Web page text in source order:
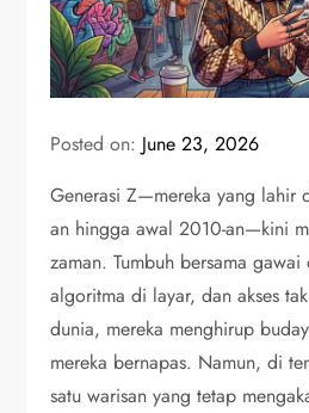
Posted on: June 23, 2026
Generasi Z—mereka yang lahir
an hingga awal 2010-an—kini
zaman. Tumbuh bersama
algoritma di layar, dan akses
dunia, mereka menghirup
mereka bernapas. Namun, di
satu warisan yang tetap